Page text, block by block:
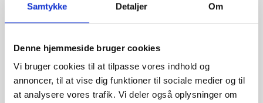
Samtykke Detaljer Om
Denne hjemmeside bruger cookies
Vi bruger cookies til at tilpasse vores indhold og
annoncer, til at vise dig funktioner til sociale medier og til
at analysere vores trafik. Vi deler også oplysninger om
85,00 kr.
2-3 hverdage
På lager